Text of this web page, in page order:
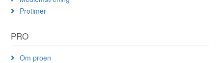
Protimer
PRO
Om proen